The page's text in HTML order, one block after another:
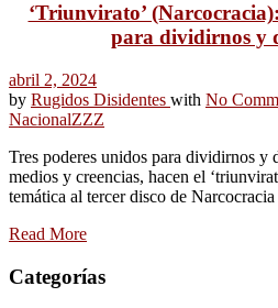
‘Triunvirato’
para dividirnos y
abril 2, 2024
by Rugidos Disidentes with No
NacionalZZZ
Tres poderes unidos para dividirnos y
medios y creencias, hacen el
temática al tercer disco de Narcocracia
Read More
Categorías